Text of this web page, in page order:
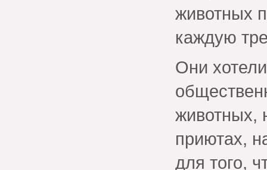
животных
каждую
Они
животных,
приютах,
для того,